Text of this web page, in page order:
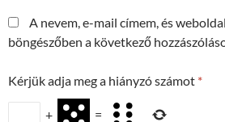
A nevem, e-mail címem, és
böngészőben a következő
Kérjük adja meg a hiányzó számot *
+ =